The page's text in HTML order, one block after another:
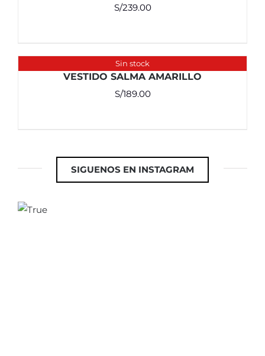
S/239.00
Sin stock
VESTIDO SALMA AMARILLO
S/189.00
SIGUENOS EN INSTAGRAM